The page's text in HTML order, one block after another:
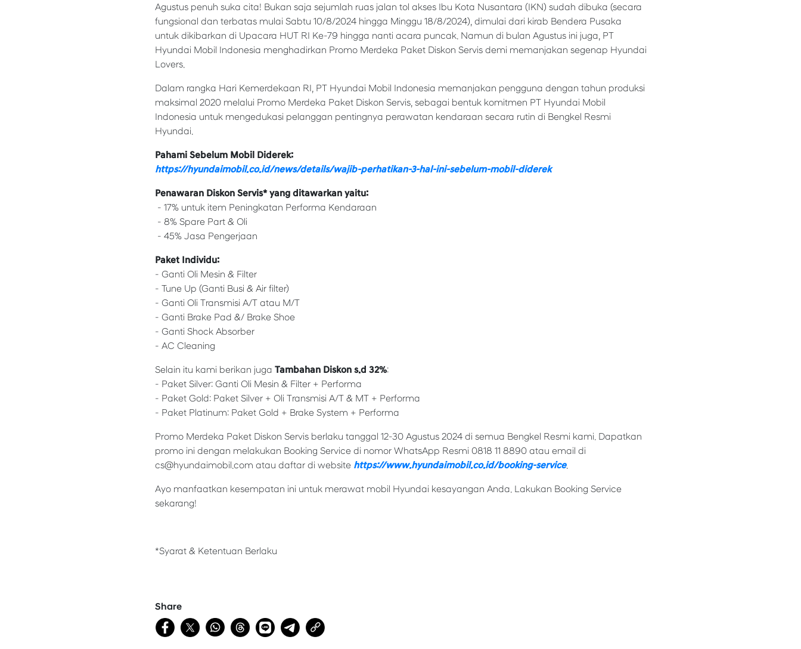
Agustus penuh suka cita! Bukan saja sejumlah ruas jalan tol akses Ibu Kota Nusantara (IKN) sudah dibuka (secara
fungsional dan terbatas mulai Sabtu 10/8/2024 hingga Minggu 18/8/2024), dimulai dari kirab Bendera Pusaka
untuk dikibarkan di Upacara HUT RI Ke-79 hingga nanti acara puncak. Namun di bulan Agustus ini juga, PT
Hyundai Mobil Indonesia menghadirkan Promo Merdeka Paket Diskon Servis demi memanjakan segenap Hyundai
Lovers.
Dalam rangka Hari Kemerdekaan RI, PT Hyundai Mobil Indonesia memanjakan pengguna dengan tahun produksi
maksimal 2020 melalui Promo Merdeka Paket Diskon Servis, sebagai bentuk komitmen PT Hyundai Mobil
Indonesia untuk mengedukasi pelanggan pentingnya perawatan kendaraan secara rutin di Bengkel Resmi
Hyundai.
Pahami Sebelum Mobil Diderek:
https://hyundaimobil.co.id/news/details/wajib-perhatikan-3-hal-ini-sebelum-mobil-diderek
Penawaran Diskon Servis* yang ditawarkan yaitu:
- 17% untuk item Peningkatan Performa Kendaraan
- 8% Spare Part & Oli
- 45% Jasa Pengerjaan
Paket Individu:
- Ganti Oli Mesin & Filter
- Tune Up (Ganti Busi & Air filter)
- Ganti Oli Transmisi A/T atau M/T
- Ganti Brake Pad &/ Brake Shoe
- Ganti Shock Absorber
- AC Cleaning
Selain itu kami berikan juga Tambahan Diskon s.d 32%:
- Paket Silver: Ganti Oli Mesin & Filter + Performa
- Paket Gold: Paket Silver + Oli Transmisi A/T & MT + Performa
- Paket Platinum: Paket Gold + Brake System + Performa
Promo Merdeka Paket Diskon Servis berlaku tanggal 12-30 Agustus 2024 di semua Bengkel Resmi kami. Dapatkan
promo ini dengan melakukan Booking Service di nomor WhatsApp Resmi 0818 11 8890 atau email di
cs@hyundaimobil.com atau daftar di website https://www.hyundaimobil.co.id/booking-service.
Ayo manfaatkan kesempatan ini untuk merawat mobil Hyundai kesayangan Anda. Lakukan Booking Service
sekarang!
*Syarat & Ketentuan Berlaku
Share